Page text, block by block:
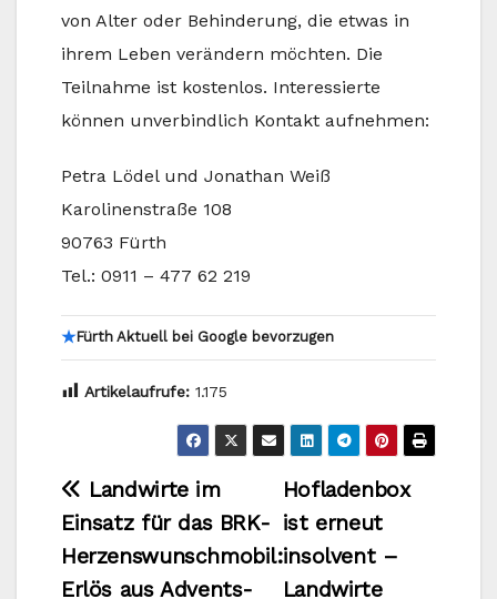
von Alter oder Behinderung, die etwas in
ihrem Leben verändern möchten. Die
Teilnahme ist kostenlos. Interessierte
können unverbindlich Kontakt aufnehmen:
Petra Lödel und Jonathan Weiß
Karolinenstraße 108
90763 Fürth
Tel.: 0911 – 477 62 219
★Fürth Aktuell bei Google bevorzugen
Artikelaufrufe: 1.175
Beitragsnavigation
Hofladenbox
ist erneut
insolvent –
Landwirte
Landwirte im
Einsatz für das BRK-
Herzenswunschmobil:
Erlös aus Advents-